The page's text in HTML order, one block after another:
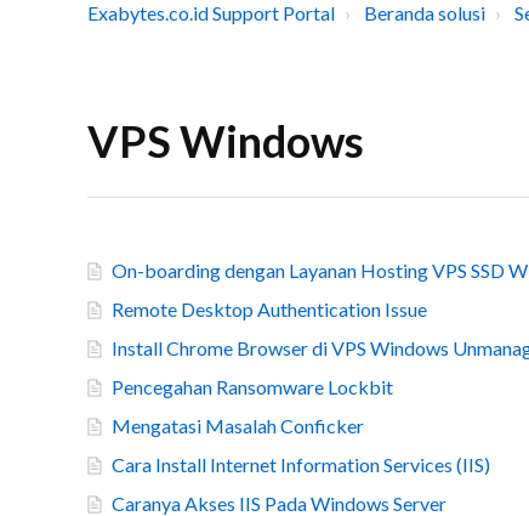
Exabytes.co.id Support Portal Beranda solusi
VPS Windows
On-boarding dengan Layanan Hosting VPS SSD
Remote Desktop Authentication Issue
Install Chrome Browser di VPS Windows
Pencegahan Ransomware Lockbit
Mengatasi Masalah Conficker
Cara Install Internet Information Services (IIS)
Caranya Akses IIS Pada Windows Server